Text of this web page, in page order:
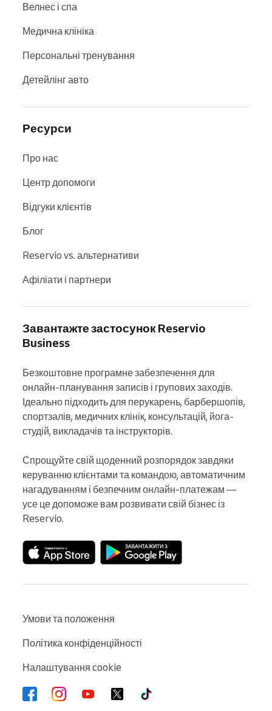
Велнес і спа
Медична клініка
Персональні тренування
Детейлінг авто
Ресурси
Про нас
Центр допомоги
Відгуки клієнтів
Блог
Reservio vs. альтернативи
Афіліати і партнери
Завантажте застосунок Reservio
Business
Безкоштовне програмне забезпечення для
онлайн-планування записів і групових заходів.
Ідеально підходить для перукарень, барбершопів,
спортзалів, медичних клінік, консультацій, йога-
студій, викладачів та інструкторів.
Спрощуйте свій щоденний розпорядок завдяки
керуванню клієнтами та командою, автоматичним
нагадуванням і безпечним онлайн-платежам —
усе це допоможе вам розвивати свій бізнес із
Reservio.
Умови та положення
Політика конфіденційності
Налаштування cookie